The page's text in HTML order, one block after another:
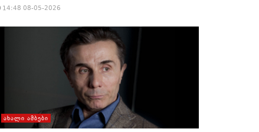
14:48 08-05-2026
ᲐᲮᲐᲚᲘ ᲐᲛᲑᲔᲑᲘ